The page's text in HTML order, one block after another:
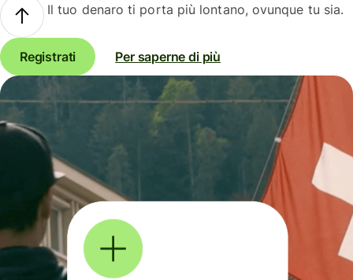
Il tuo denaro ti porta più lontano, ovunque tu sia.
Registrati Per saperne di più